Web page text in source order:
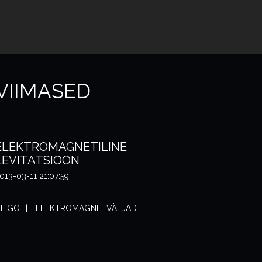
03-11 21:07:59
ELEKTROMAGNETVÄLJAD